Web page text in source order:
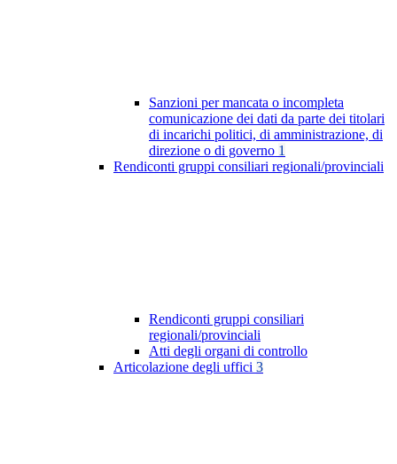
Sanzioni per mancata o incompleta
comunicazione dei dati da parte dei titolari
di incarichi politici, di amministrazione, di
direzione o di governo 1
Rendiconti gruppi consiliari regionali/provinciali
Rendiconti gruppi consiliari
regionali/provinciali
Atti degli organi di controllo
Articolazione degli uffici 3